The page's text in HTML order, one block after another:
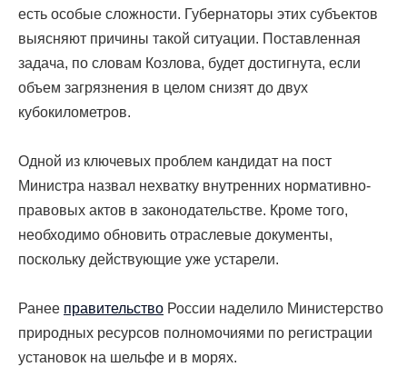
есть особые сложности. Губернаторы этих субъектов
выясняют причины такой ситуации. Поставленная
задача, по словам Козлова, будет достигнута, если
объем загрязнения в целом снизят до двух
кубокилометров.
Одной из ключевых проблем кандидат на пост
Министра назвал нехватку внутренних нормативно-
правовых актов в законодательстве. Кроме того,
необходимо обновить отраслевые документы,
поскольку действующие уже устарели.
Ранее правительство России наделило Министерство
природных ресурсов полномочиями по регистрации
установок на шельфе и в морях.